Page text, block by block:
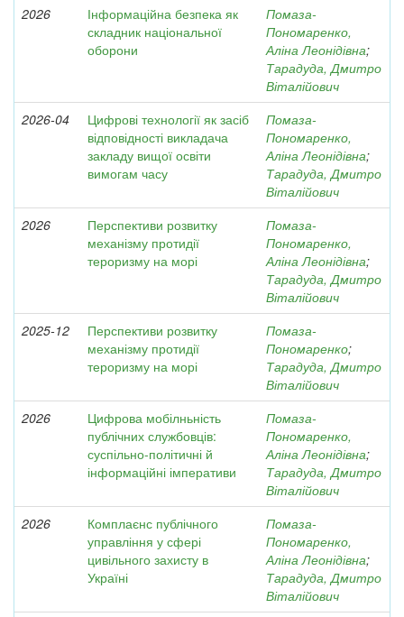
2026
Інформаційна безпека як
складник національної
оборони
Помаза-
Пономаренко,
Аліна Леонідівна;
Тарадуда, Дмитро
Віталійович
2026-04
Цифрові технології як засіб
відповідності викладача
закладу вищої освіти
вимогам часу
Помаза-
Пономаренко,
Аліна Леонідівна;
Тарадуда, Дмитро
Віталійович
2026
Перспективи розвитку
механізму протидії
тероризму на морі
Помаза-
Пономаренко,
Аліна Леонідівна;
Тарадуда, Дмитро
Віталійович
2025-12
Перспективи розвитку
механізму протидії
тероризму на морі
Помаза-
Пономаренко;
Тарадуда, Дмитро
Віталійович
2026
Цифрова мобілньність
публічних службовців:
суспільно-політичні й
інформаційні імперативи
Помаза-
Пономаренко,
Аліна Леонідівна;
Тарадуда, Дмитро
Віталійович
2026
Комплаєнс публічного
управління у сфері
цивільного захисту в
Україні
Помаза-
Пономаренко,
Аліна Леонідівна;
Тарадуда, Дмитро
Віталійович